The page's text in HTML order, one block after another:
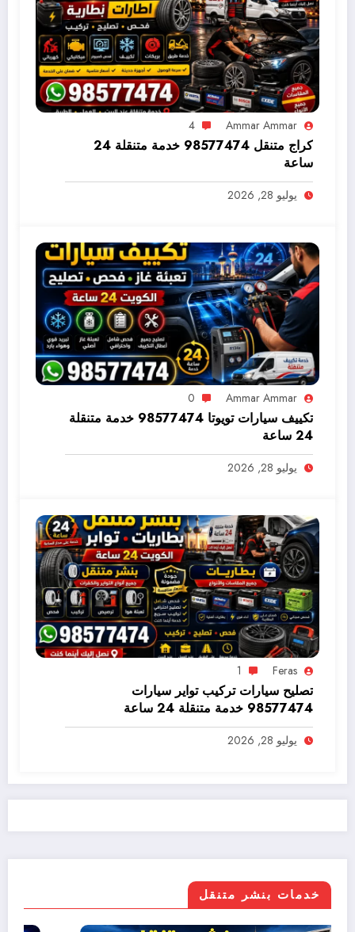
Ammar Ammar
4
كراج متنقل 98577474 خدمة متنقلة 24
ساعة
يوليو 28, 2026
Ammar Ammar
0
تكييف سيارات تويوتا 98577474 خدمة متنقلة
24 ساعة
يوليو 28, 2026
Feras
1
تصليح سيارات تركيب تواير سيارات
98577474 خدمة متنقلة 24 ساعة
يوليو 28, 2026
خدمات بنشر متنقل